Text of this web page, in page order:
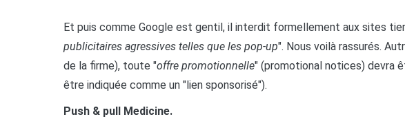
Et puis comme Google est gentil, il interdit formellement aux sites
publicitaires agressives telles que les pop-up". Nous voilà rassurés.
de la firme), toute "offre promotionnelle" (promotional notices) devra
être indiquée comme un "lien sponsorisé").
Push & pull Medicine.